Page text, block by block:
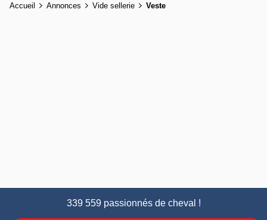
Accueil Annonces Vide sellerie Veste
339 559 passionnés de cheval !